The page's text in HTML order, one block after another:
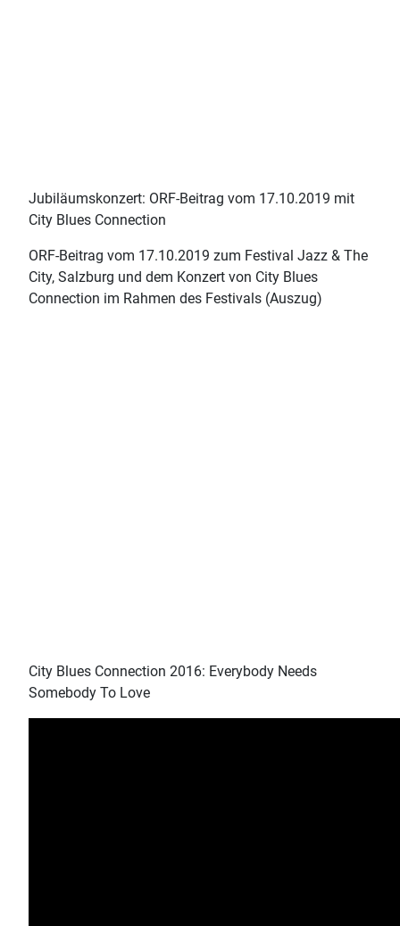
Jubiläumskonzert: ORF-Beitrag vom 17.10.2019 mit
City Blues Connection
ORF-Beitrag vom 17.10.2019 zum Festival Jazz & The
City, Salzburg und dem Konzert von City Blues
Connection im Rahmen des Festivals (Auszug)
City Blues Connection 2016: Everybody Needs
Somebody To Love